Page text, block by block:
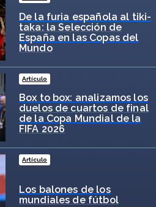
De la furia española al tiki-
taka: la Selección de
España en las Copas del
Mundo
Box to box: analizamos los
duelos de cuartos de final
de la Copa Mundial de la
FIFA 2026
Artículo
Los balones de los
mundiales de fútbol
Artículo